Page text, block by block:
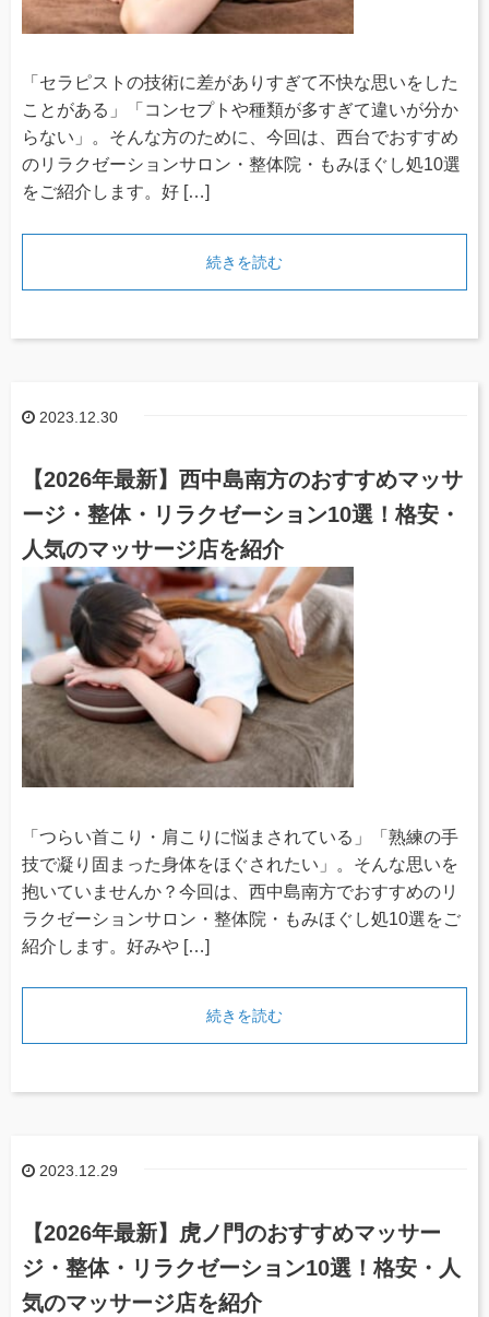
「セラピストの技術に差がありすぎて不快な思いをした
ことがある」「コンセプトや種類が多すぎて違いが分か
らない」。そんな方のために、今回は、西台でおすすめ
のリラクゼーションサロン・整体院・もみほぐし処10選
をご紹介します。好 […]
続きを読む
2023.12.30
【2026年最新】西中島南方のおすすめマッサ
ージ・整体・リラクゼーション10選！格安・
人気のマッサージ店を紹介
「つらい首こり・肩こりに悩まされている」「熟練の手
技で凝り固まった身体をほぐされたい」。そんな思いを
抱いていませんか？今回は、西中島南方でおすすめのリ
ラクゼーションサロン・整体院・もみほぐし処10選をご
紹介します。好みや […]
続きを読む
2023.12.29
【2026年最新】虎ノ門のおすすめマッサー
ジ・整体・リラクゼーション10選！格安・人
気のマッサージ店を紹介